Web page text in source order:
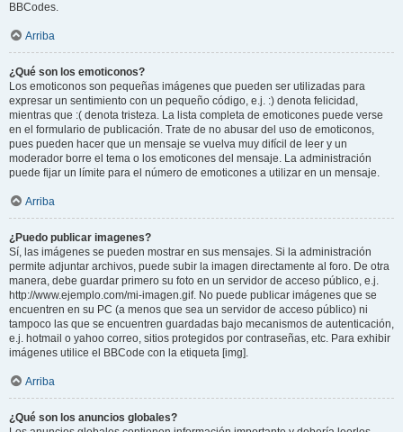
BBCodes.
Arriba
¿Qué son los emoticonos?
Los emoticonos son pequeñas imágenes que pueden ser utilizadas para
expresar un sentimiento con un pequeño código, e.j. :) denota felicidad,
mientras que :( denota tristeza. La lista completa de emoticones puede verse
en el formulario de publicación. Trate de no abusar del uso de emoticonos,
pues pueden hacer que un mensaje se vuelva muy difícil de leer y un
moderador borre el tema o los emoticones del mensaje. La administración
puede fijar un límite para el número de emoticones a utilizar en un mensaje.
Arriba
¿Puedo publicar imagenes?
Sí, las imágenes se pueden mostrar en sus mensajes. Si la administración
permite adjuntar archivos, puede subir la imagen directamente al foro. De otra
manera, debe guardar primero su foto en un servidor de acceso público, e.j.
http://www.ejemplo.com/mi-imagen.gif. No puede publicar imágenes que se
encuentren en su PC (a menos que sea un servidor de acceso público) ni
tampoco las que se encuentren guardadas bajo mecanismos de autenticación,
e.j. hotmail o yahoo correo, sitios protegidos por contraseñas, etc. Para exhibir
imágenes utilice el BBCode con la etiqueta [img].
Arriba
¿Qué son los anuncios globales?